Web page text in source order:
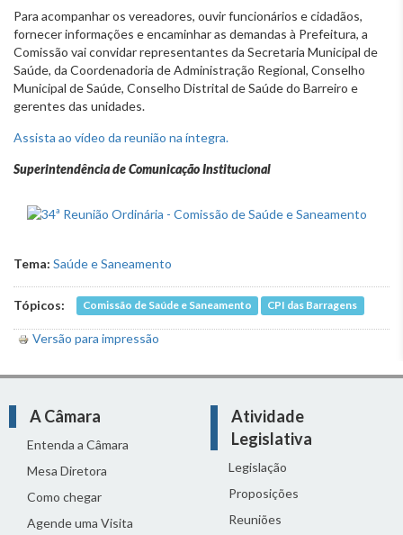
Para acompanhar os vereadores, ouvir funcionários e cidadãos,
fornecer informações e encaminhar as demandas à Prefeitura, a
Comissão vai convidar representantes da Secretaria Municipal de
Saúde, da Coordenadoria de Administração Regional, Conselho
Municipal de Saúde, Conselho Distrital de Saúde do Barreiro e
gerentes das unidades.
Assista ao vídeo da reunião na íntegra.
Superintendência de Comunicação Institucional
Tema: Saúde e Saneamento
Tópicos: Comissão de Saúde e Saneamento CPI das Barragens
Versão para impressão
A Câmara
Entenda a Câmara
Mesa Diretora
Como chegar
Agende uma Visita
Atividade
Legislativa
Legislação
Proposições
Reuniões